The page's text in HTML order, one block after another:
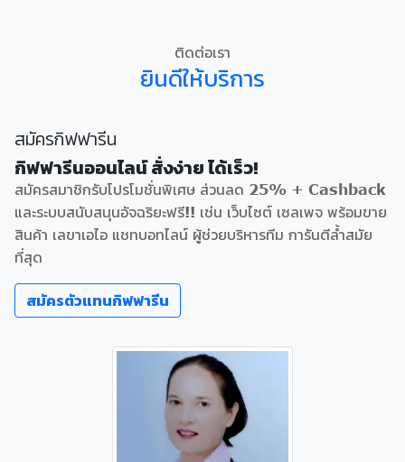
ติดต่อเรา
ยินดีให้บริการ
สมัครกิฟฟารีน
กิฟฟารีนออนไลน์ สั่งง่าย ได้เร็ว!
สมัครสมาชิกรับโปรโมชั่นพิเศษ ส่วนลด 25% + Cashback
และระบบสนับสนุนอัจฉริยะฟรี!! เช่น เว็บไซต์ เซลเพจ พร้อมขาย
สินค้า เลขาเอไอ แชทบอทไลน์ ผู้ช่วยบริหารทีม การันตีล้ำสมัย
ที่สุด
สมัครตัวแทนกิฟฟารีน